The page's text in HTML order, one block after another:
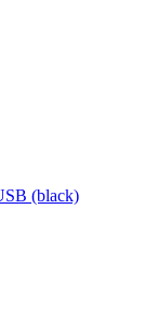
(black)